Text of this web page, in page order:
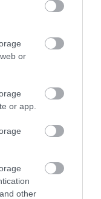
or
or app.
other
KÓR...
VÁRJA A
|Programok
AZ ELSŐ
M...
|Mindenki ügye